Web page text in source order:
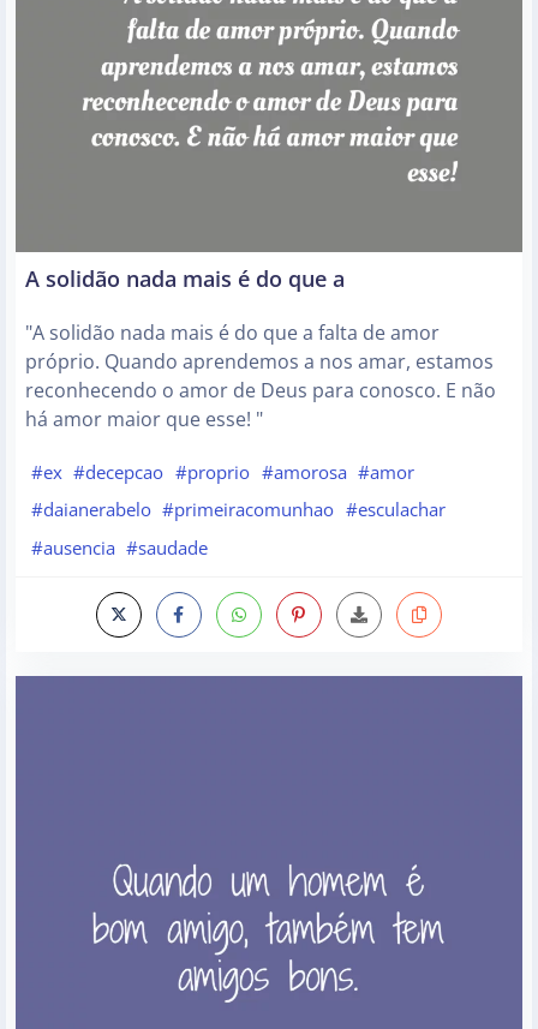
A solidão nada mais é do que a
"A solidão nada mais é do que a falta de amor
próprio. Quando aprendemos a nos amar, estamos
reconhecendo o amor de Deus para conosco. E não
há amor maior que esse! "
#ex #decepcao #proprio #amorosa #amor
#daianerabelo #primeiracomunhao #esculachar
#ausencia #saudade